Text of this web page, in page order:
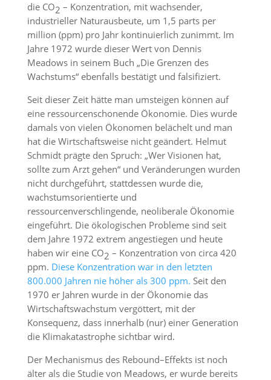
die CO2 – Konzentration, mit wachsender,
industrieller Naturausbeute, um 1,5 parts per
million (ppm) pro Jahr kontinuierlich zunimmt. Im
Jahre 1972 wurde dieser Wert von Dennis
Meadows in seinem Buch „Die Grenzen des
Wachstums“ ebenfalls bestätigt und falsifiziert.
Seit dieser Zeit hätte man umsteigen können auf
eine ressourcenschonende Ökonomie. Dies wurde
damals von vielen Ökonomen belächelt und man
hat die Wirtschaftsweise nicht geändert. Helmut
Schmidt prägte den Spruch: „Wer Visionen hat,
sollte zum Arzt gehen“ und Veränderungen wurden
nicht durchgeführt, stattdessen wurde die,
wachstumsorientierte und
ressourcenverschlingende, neoliberale Ökonomie
eingeführt. Die ökologischen Probleme sind seit
dem Jahre 1972 extrem angestiegen und heute
haben wir eine CO2 – Konzentration von circa 420
ppm. Diese Konzentration war in den letzten
800.000 Jahren nie höher als 300 ppm. Seit den
1970 er Jahren wurde in der Ökonomie das
Wirtschaftswachstum vergöttert, mit der
Konsequenz, dass innerhalb (nur) einer Generation
die Klimakatastrophe sichtbar wird.
Der Mechanismus des Rebound–Effekts ist noch
älter als die Studie von Meadows, er wurde bereits